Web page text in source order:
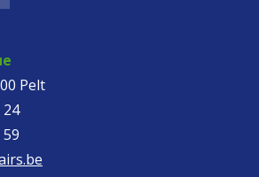
Pelt
24